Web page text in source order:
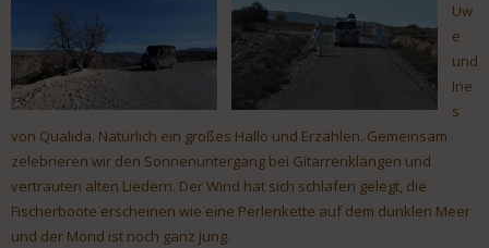
Uw
e
und
Ine
s
von Qualida. Natürlich ein großes Hallo und Erzählen. Gemeinsam
zelebrieren wir den Sonnenuntergang bei Gitarrenklängen und
vertrauten alten Liedern. Der Wind hat sich schlafen gelegt, die
Fischerboote erscheinen wie eine Perlenkette auf dem dunklen Meer
und der Mond ist noch ganz jung.